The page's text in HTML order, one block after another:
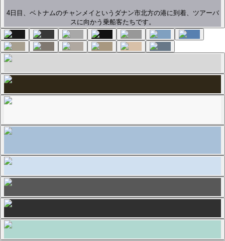
4日目、ベトナムのチャンメイというダナン市北方の港に到着、ツアーバ
スに向かう乗船客たちです。